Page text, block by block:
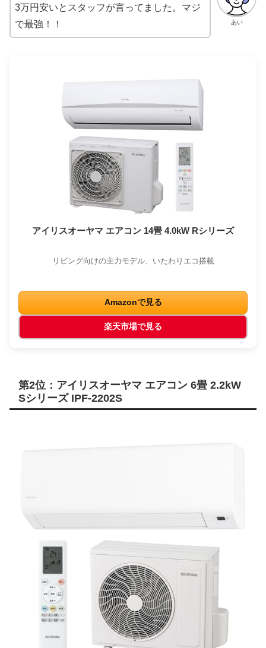
あい
3万円安いとスタッフが言ってました。マジ
で最強！！
アイリスオーヤマ エアコン 14畳 4.0kW Rシリーズ
リビング向けの主力モデル、いたわりエコ搭載
Amazonで見る
楽天市場で見る
第2位：アイリスオーヤマ エアコン 6畳 2.2kW
Sシリーズ IPF-2202S